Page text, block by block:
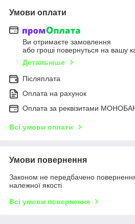
Умови оплати
Ви отримаєте замовлення
або гроші повернуться на вашу
Детальніше
Післяплата
Оплата на рахунок
Оплата за реквізитами
Всі умови оплати
Умови повернення
Законом не передбачено
належної якості
Всі умови повернення